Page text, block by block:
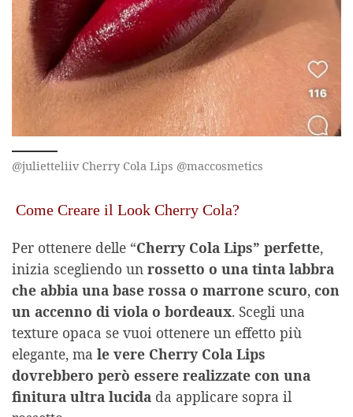
@julietteliiv Cherry Cola Lips @maccosmetics
Come Creare il Look Cherry Cola?
Per ottenere delle “Cherry Cola Lips” perfette,
inizia scegliendo un rossetto o una tinta labbra
che abbia una base rossa o marrone scuro, con
un accenno di viola o bordeaux. Scegli una
texture opaca se vuoi ottenere un effetto più
elegante, ma le vere Cherry Cola Lips
dovrebbero però essere realizzate con una
finitura ultra lucida da applicare sopra il